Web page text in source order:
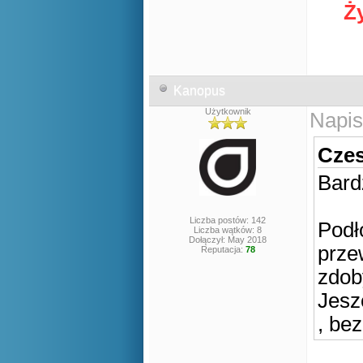
Kanopus
Użytkownik
Liczba postów: 142
Liczba wątków: 8
Dołączył: May 2018
Reputacja: 78
,